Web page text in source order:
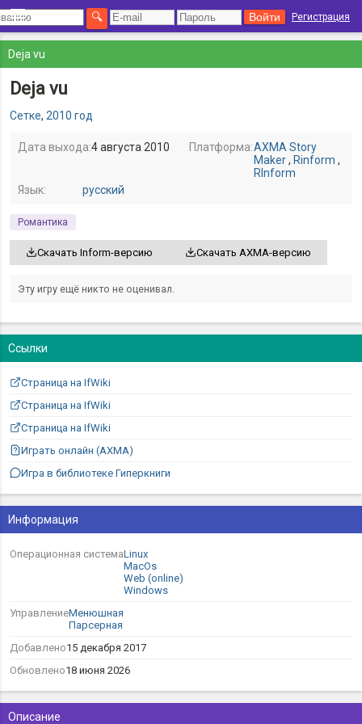
Регистрация
Deja vu
Deja vu
Сетке, 2010 год
Дата выхода:4 августа 2010 Платформа:AXMA Story
Maker, Rinform ,
RInform
Язык:
русский
Романтика
Скачать Inform-версию Скачать AXMA-версию
Эту игру ещё никто не оценивал.
Описание
Ссылки
Страница на IfWiki
Страница на IfWiki
Страница на IfWiki
Играть онлайн (AXMA)
Игра в библиотеке Гиперкниги
Информация
Операционная системаLinux
MacOs
Web (online)
Windows
УправлениеМенюшная
Парсерная
Добавлено15 декабря 2017
Обновлено18 июня 2026